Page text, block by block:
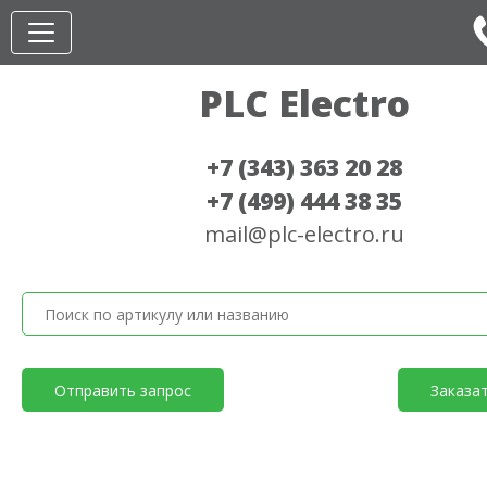
PLC Electro
+7 (343) 363 20 28
+7 (499) 444 38 35
mail@plc-electro.ru
Отправить запрос